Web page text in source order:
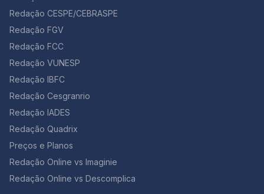
Redação CESPE/CEBRASPE
Redação FGV
Redação FCC
Redação VUNESP
Redação IBFC
Redação Cesgranrio
Redação IADES
Redação Quadrix
Preços e Planos
Redação Online vs Imaginie
Redação Online vs Descomplica